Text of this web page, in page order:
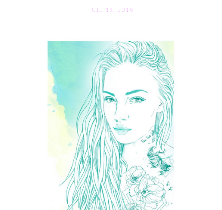
JUIL 18. 2016